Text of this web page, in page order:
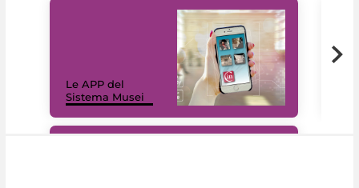
Le APP del
Sistema Musei